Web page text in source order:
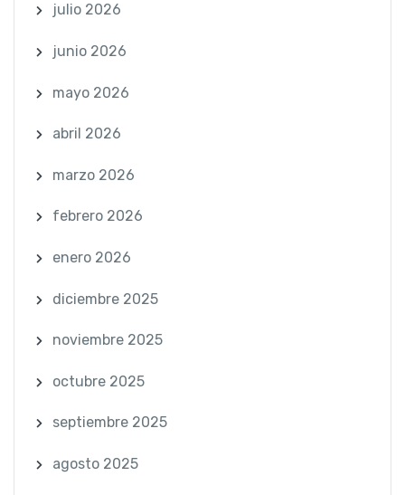
julio 2026
junio 2026
mayo 2026
abril 2026
marzo 2026
febrero 2026
enero 2026
diciembre 2025
noviembre 2025
octubre 2025
septiembre 2025
agosto 2025